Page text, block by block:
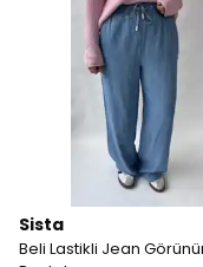
Sista
Beli Lastikli Jean